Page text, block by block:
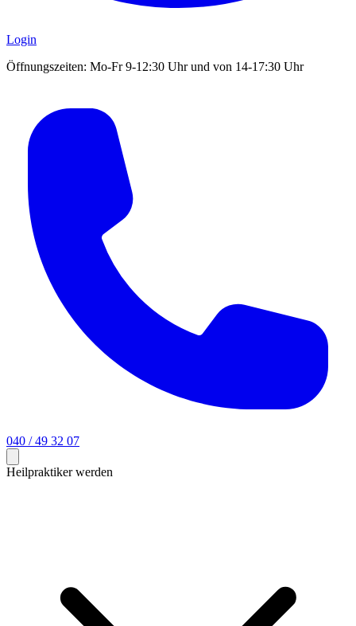
Login
Öffnungszeiten: Mo-Fr 9-12:30 Uhr und von 14-17:30 Uhr
040 / 49 32 07
Heilpraktiker werden